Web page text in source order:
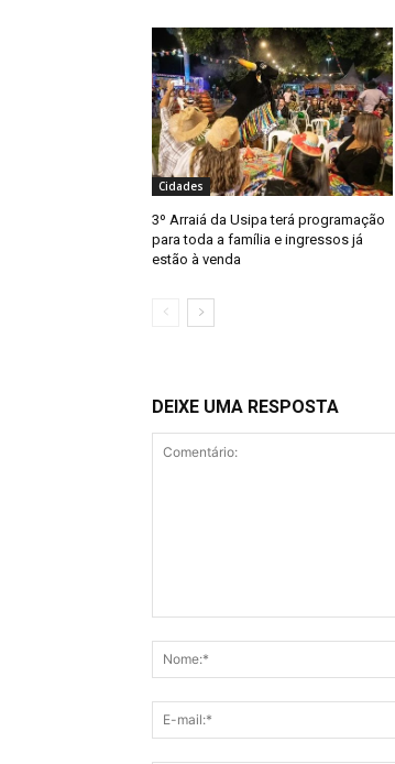
Cidades
3º Arraiá da Usipa terá programação
para toda a família e ingressos já
estão à venda
DEIXE UMA RESPOSTA